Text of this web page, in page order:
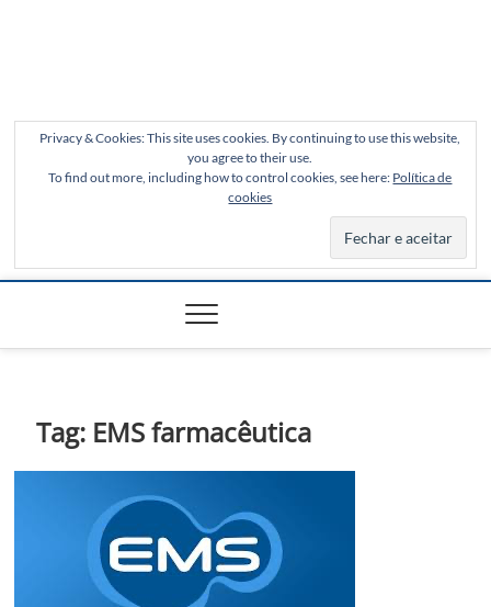
Privacy & Cookies: This site uses cookies. By continuing to use this website,
you agree to their use.
To find out more, including how to control cookies, see here: Política de
cookies
Tag: EMS farmacêutica